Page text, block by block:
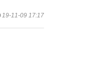
19-11-09 17:17